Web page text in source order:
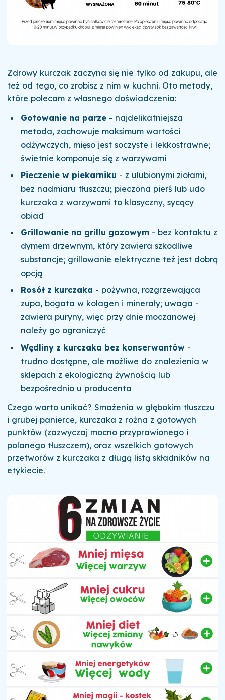
Zdrowy kurczak zaczyna się nie tylko od zakupu, ale
też od tego, co zrobisz z nim w kuchni. Oto metody,
które polecam z własnego doświadczenia:
Gotowanie na parze - najdelikatniejsza
metoda, zachowuje maksimum wartości
odżywczych, mięso jest soczyste i lekkostrawne;
świetnie komponuje się z warzywami
Pieczenie w piekarniku - z ulubionymi ziołami,
bez nadmiaru tłuszczu; pieczona pierś lub udo
kurczaka z warzywami to klasyczny, sycący
obiad
Grillowanie na grillu gazowym - bez kontaktu z
dymem drzewnym, który zawiera szkodliwe
substancje; grillowanie elektryczne też jest dobrą
opcją
Rosół z kurczaka - pożywna, rozgrzewająca
zupa, bogata w kolagen i minerały; uwaga -
zawiera puryny, więc przy dnie moczanowej
należy go ograniczyć
Wędliny z kurczaka bez konserwantów -
trudno dostępne, ale możliwe do znalezienia w
sklepach z ekologiczną żywnością lub
bezpośrednio u producenta
Czego warto unikać? Smażenia w głębokim tłuszczu
i grubej panierce, kurczaka z rożna z gotowych
punktów (zazwyczaj mocno przyprawionego i
polanego tłuszczem), oraz wszelkich gotowych
przetworów z kurczaka z długą listą składników na
etykiecie.